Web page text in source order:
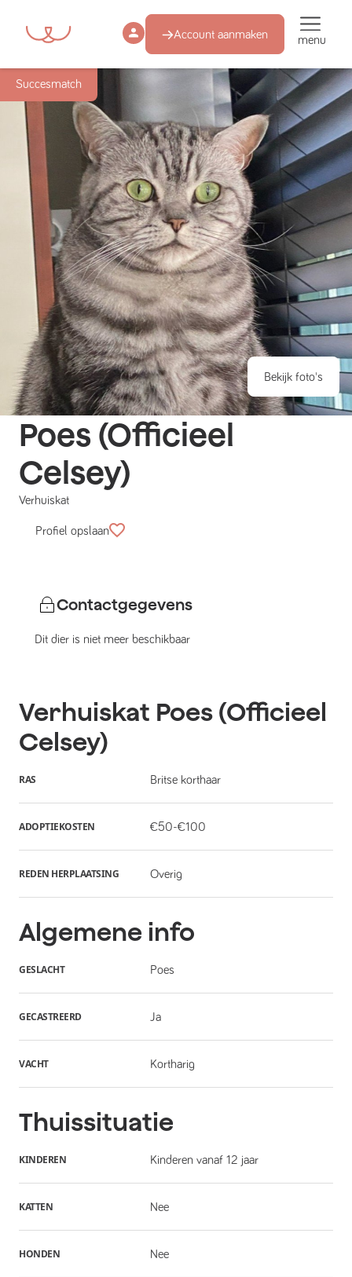
Account aanmaken menu
Succesmatch
Bekijk foto's
Poes (Officieel
Celsey)
Verhuiskat
Profiel opslaan
Contactgegevens
Dit dier is niet meer beschikbaar
Verhuiskat Poes (Officieel
Celsey)
RAS Britse korthaar
ADOPTIEKOSTEN €50-€100
REDEN HERPLAATSING Overig
Algemene info
GESLACHT Poes
GECASTREERD Ja
VACHT Kortharig
Thuissituatie
KINDEREN Kinderen vanaf 12 jaar
KATTEN Nee
HONDEN Nee